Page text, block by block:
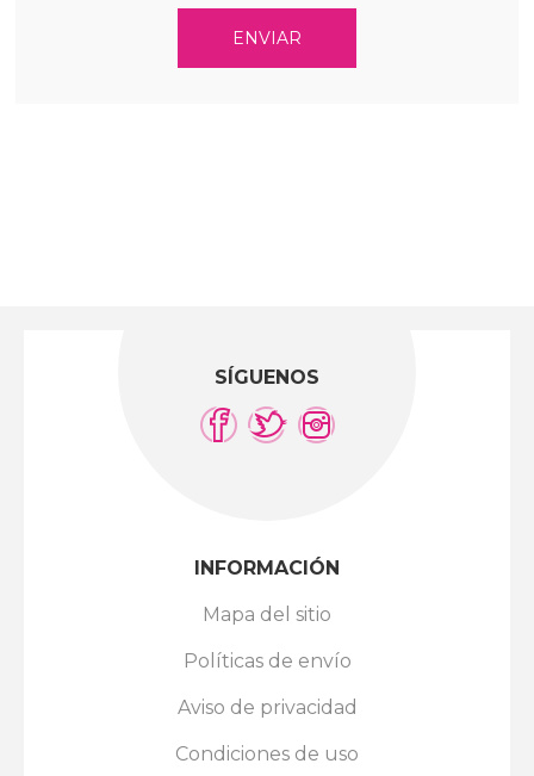
ENVIAR
SÍGUENOS
INFORMACIÓN
Mapa del sitio
Políticas de envío
Aviso de privacidad
Condiciones de uso